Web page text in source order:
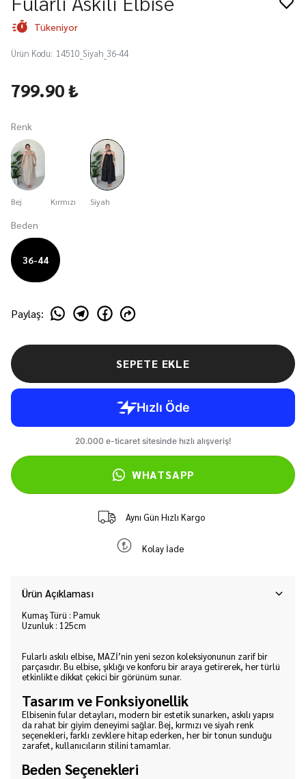
Tükeniyor
Ürün Kodu: 14510_Siyah_36-44
799.90 ₺
Renk
Bej Kırmızı Siyah
Beden
36-44
Paylaş:
SEPETE EKLE
WHATSAPP
Aynı Gün Hızlı Kargo
Kolay İade
Ürün Açıklaması
Kumaş Türü : Pamuk
Uzunluk : 125cm
Fularlı askılı elbise, MAZİ’nin yeni sezon koleksiyonunun zarif bir
parçasıdır. Bu elbise, şıklığı ve konforu bir araya getirerek, her türlü
etkinlikte dikkat çekici bir görünüm sunar.
Tasarım ve Fonksiyonellik
Elbisenin fular detayları, modern bir estetik sunarken, askılı yapısı
da rahat bir giyim deneyimi sağlar. Bej, kırmızı ve siyah renk
seçenekleri, farklı zevklere hitap ederken, her bir tonun sunduğu
zarafet, kullanıcıların stilini tamamlar.
Beden Seçenekleri